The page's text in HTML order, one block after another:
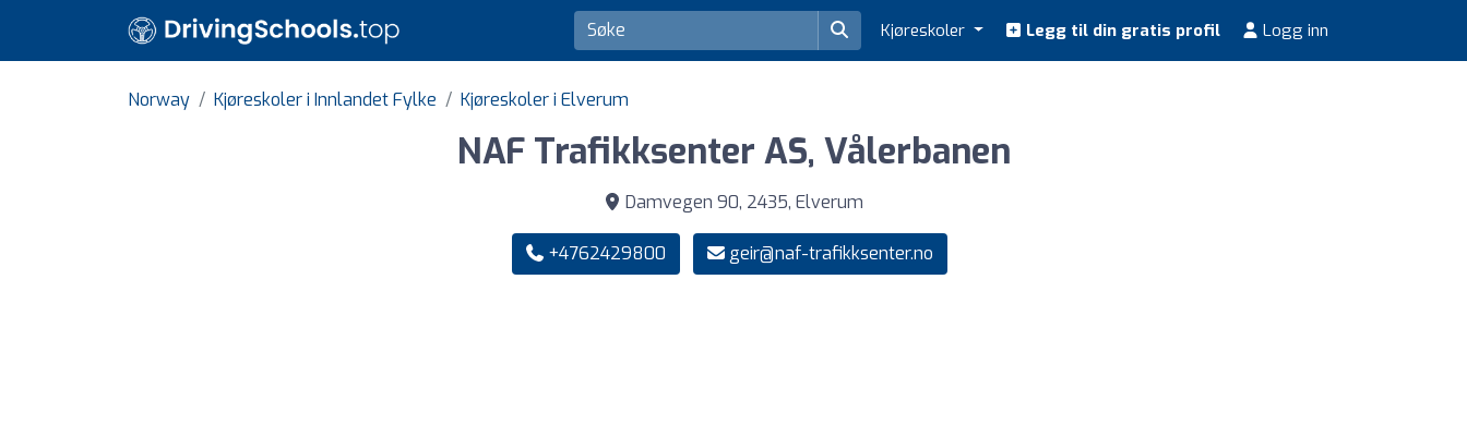
Kjøreskoler Legg til din gratis profil Logg inn
Norway Kjøreskoler i Innlandet Fylke Kjøreskoler i Elverum
NAF Trafikksenter AS, Vålerbanen
Damvegen 90, 2435, Elverum
+4762429800 geir@naf-trafikksenter.no